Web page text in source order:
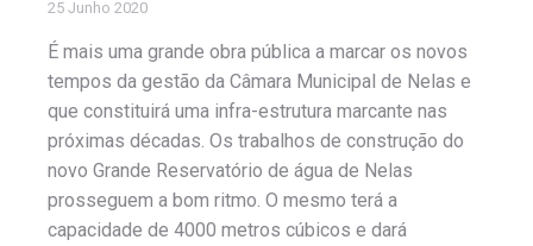
25 Junho 2020
É mais uma grande obra pública a marcar os novos
tempos da gestão da Câmara Municipal de Nelas e
que constituirá uma infra-estrutura marcante nas
próximas décadas. Os trabalhos de construção do
novo Grande Reservatório de água de Nelas
prosseguem a bom ritmo. O mesmo terá a
capacidade de 4000 metros cúbicos e dará